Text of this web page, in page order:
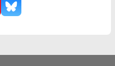
には、亡き義父と交わした誰にも知ら
＊＊＊＊＊＊＊＊ 10